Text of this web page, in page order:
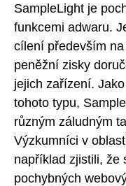
SampleLight je
funkcemi adwaru.
cílení především
peněžní zisky
jejich zařízení.
tohoto typu,
různým záludným
Výzkumníci v
například zjistili, že
pochybných